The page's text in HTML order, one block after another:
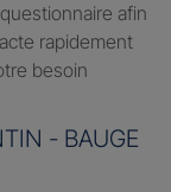
afin
rapidement
besoin
- BAUGE